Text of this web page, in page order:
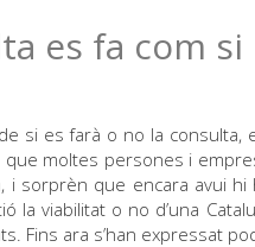
es fa com si
si es farà o no la
moltes persones i
i sorprèn que encara avui
la viabilitat o no d’una
Fins ara s’han expressat